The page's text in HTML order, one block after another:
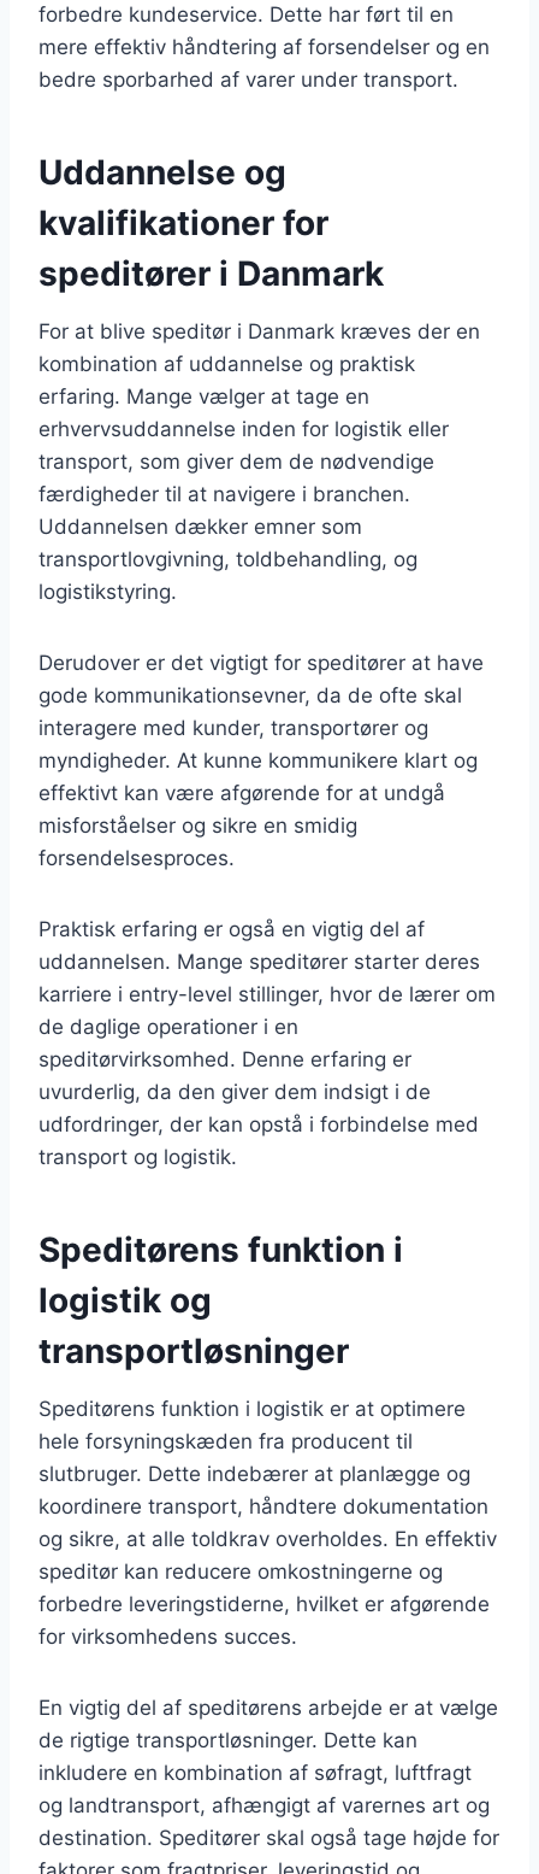
forbedre kundeservice. Dette har ført til en
mere effektiv håndtering af forsendelser og en
bedre sporbarhed af varer under transport.
Uddannelse og
kvalifikationer for
speditører i Danmark
For at blive speditør i Danmark kræves der en
kombination af uddannelse og praktisk
erfaring. Mange vælger at tage en
erhvervsuddannelse inden for logistik eller
transport, som giver dem de nødvendige
færdigheder til at navigere i branchen.
Uddannelsen dækker emner som
transportlovgivning, toldbehandling, og
logistikstyring.
Derudover er det vigtigt for speditører at have
gode kommunikationsevner, da de ofte skal
interagere med kunder, transportører og
myndigheder. At kunne kommunikere klart og
effektivt kan være afgørende for at undgå
misforståelser og sikre en smidig
forsendelsesproces.
Praktisk erfaring er også en vigtig del af
uddannelsen. Mange speditører starter deres
karriere i entry-level stillinger, hvor de lærer om
de daglige operationer i en
speditørvirksomhed. Denne erfaring er
uvurderlig, da den giver dem indsigt i de
udfordringer, der kan opstå i forbindelse med
transport og logistik.
Speditørens funktion i
logistik og
transportløsninger
Speditørens funktion i logistik er at optimere
hele forsyningskæden fra producent til
slutbruger. Dette indebærer at planlægge og
koordinere transport, håndtere dokumentation
og sikre, at alle toldkrav overholdes. En effektiv
speditør kan reducere omkostningerne og
forbedre leveringstiderne, hvilket er afgørende
for virksomhedens succes.
En vigtig del af speditørens arbejde er at vælge
de rigtige transportløsninger. Dette kan
inkludere en kombination af søfragt, luftfragt
og landtransport, afhængigt af varernes art og
destination. Speditører skal også tage højde for